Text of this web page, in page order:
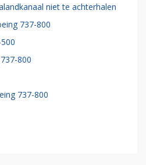
niet te achterhalen
737-800
800
737-800